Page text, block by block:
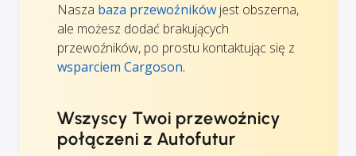
Nasza baza przewoźników jest obszerna,
ale możesz dodać brakujących
przewoźników, po prostu kontaktując się z
wsparciem Cargoson.
Wszyscy Twoi przewoźnicy
połączeni z Autofutur